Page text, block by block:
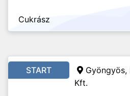
Cukrász
START
Gyöngyös,
Kft.